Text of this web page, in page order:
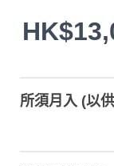
所須月入 (以